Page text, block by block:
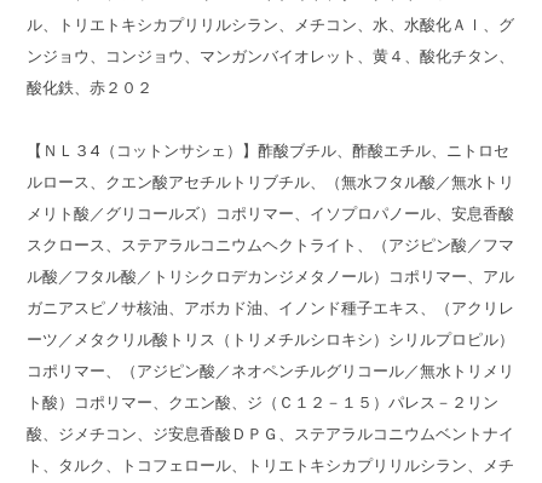
ル、トリエトキシカプリリルシラン、メチコン、水、水酸化Ａｌ、グ
ンジョウ、コンジョウ、マンガンバイオレット、黄４、酸化チタン、
酸化鉄、赤２０２
【ＮＬ３4（コットンサシェ）】酢酸ブチル、酢酸エチル、ニトロセ
ルロース、クエン酸アセチルトリブチル、（無水フタル酸／無水トリ
メリト酸／グリコールズ）コポリマー、イソプロパノール、安息香酸
スクロース、ステアラルコニウムヘクトライト、（アジピン酸／フマ
ル酸／フタル酸／トリシクロデカンジメタノール）コポリマー、アル
ガニアスピノサ核油、アボカド油、イノンド種子エキス、（アクリレ
ーツ／メタクリル酸トリス（トリメチルシロキシ）シリルプロピル）
コポリマー、（アジピン酸／ネオペンチルグリコール／無水トリメリ
ト酸）コポリマー、クエン酸、ジ（Ｃ１２－１５）パレス－２リン
酸、ジメチコン、ジ安息香酸ＤＰＧ、ステアラルコニウムベントナイ
ト、タルク、トコフェロール、トリエトキシカプリリルシラン、メチ